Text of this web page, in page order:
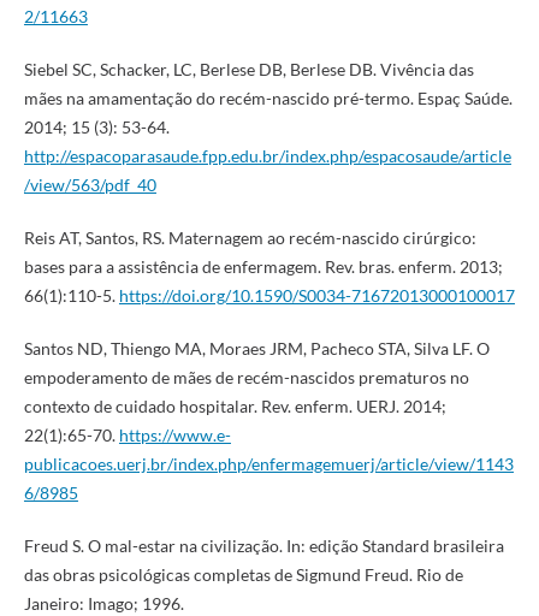
2/11663
Siebel SC, Schacker, LC, Berlese DB, Berlese DB. Vivência das
mães na amamentação do recém-nascido pré-termo. Espaç Saúde.
2014; 15 (3): 53-64.
http://espacoparasaude.fpp.edu.br/index.php/espacosaude/article
/view/563/pdf_40
Reis AT, Santos, RS. Maternagem ao recém-nascido cirúrgico:
bases para a assistência de enfermagem. Rev. bras. enferm. 2013;
66(1):110-5. https://doi.org/10.1590/S0034-71672013000100017
Santos ND, Thiengo MA, Moraes JRM, Pacheco STA, Silva LF. O
empoderamento de mães de recém-nascidos prematuros no
contexto de cuidado hospitalar. Rev. enferm. UERJ. 2014;
22(1):65-70. https://www.e-
publicacoes.uerj.br/index.php/enfermagemuerj/article/view/1143
6/8985
Freud S. O mal-estar na civilização. In: edição Standard brasileira
das obras psicológicas completas de Sigmund Freud. Rio de
Janeiro: Imago; 1996.